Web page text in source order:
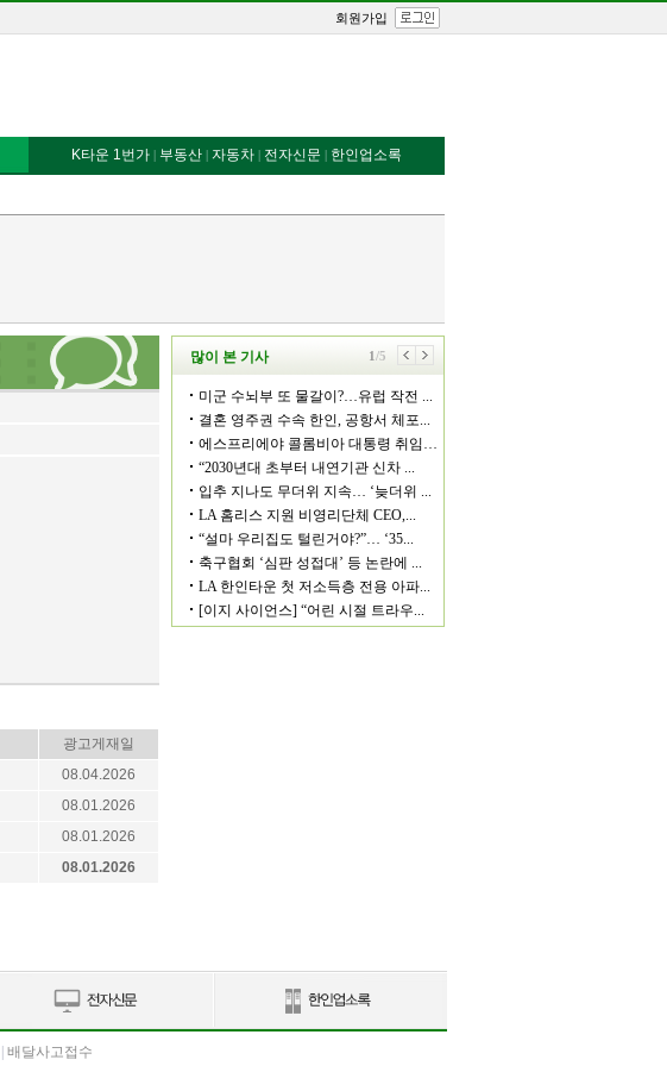
회원가입
K타운 1번가 | 부동산 | 자동차 | 전자신문 | 한인업소록
광고게재일
08.04.2026
08.01.2026
08.01.2026
08.01.2026
배달사고접수